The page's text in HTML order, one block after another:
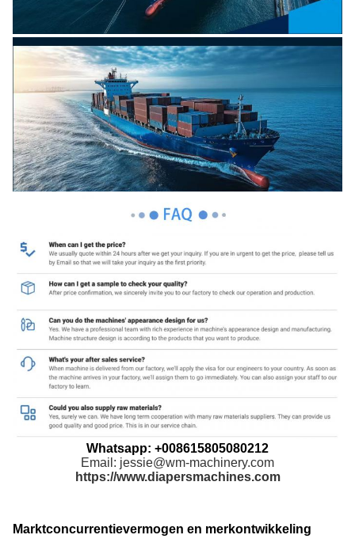
Whatsapp: +008615805080212
Email: jessie@wm-machinery.com
https://www.diapersmachines.com
Marktconcurrentievermogen en merkontwikkeling